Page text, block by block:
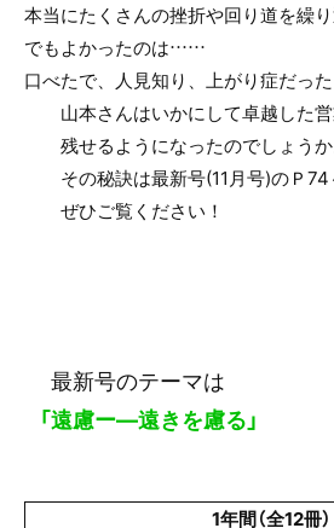
本当にたくさんの挫折や回り道を繰り
でもよかったのは……
口べたで、人見知り、上がり症だっ
山本さんはいかにして卓越した営
残せるようになったのでしょうか
その秘訣は最新号(11月号)のＰ74
ぜひご覧ください！
最新号のテーマは
「遠慮ー―遠きを慮る」
1年間（全12冊）